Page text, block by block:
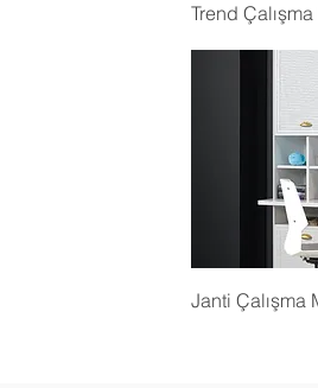
Trend Çalışma
Janti Çalışma